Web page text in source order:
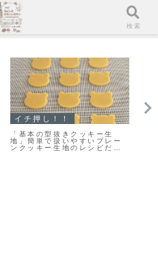
イチ押し！！
「基本の型抜きクッキー生
地」簡単で扱いやすいプレー
ンクッキー生地のレシピだ
よ！
検索